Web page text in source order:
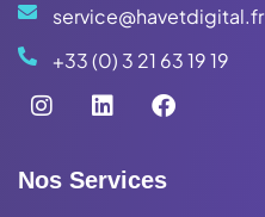
service@havetdigital.fr
+33 (0) 3 21 63 19 19
Nos Services